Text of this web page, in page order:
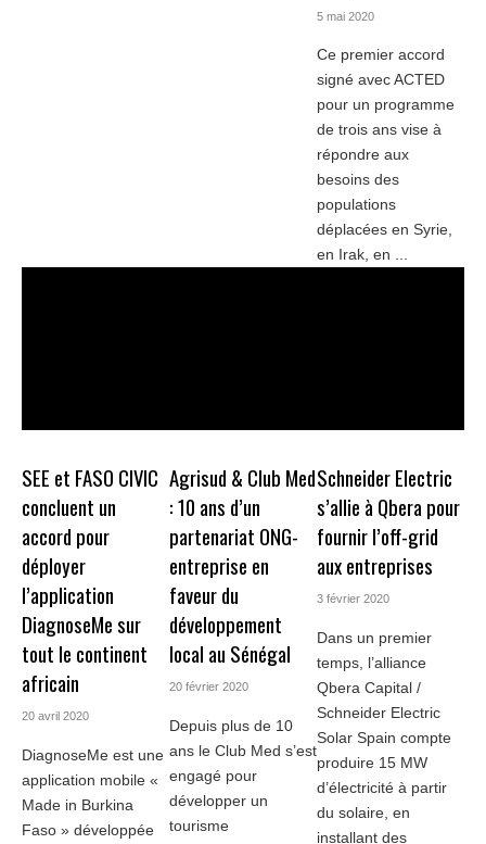
5 mai 2020
Ce premier accord
signé avec ACTED
pour un programme
de trois ans vise à
répondre aux
besoins des
populations
déplacées en Syrie,
en Irak, en ...
SEE et FASO CIVIC
concluent un
accord pour
déployer
l’application
DiagnoseMe sur
tout le continent
africain
20 avril 2020
DiagnoseMe est une
application mobile «
Made in Burkina
Faso » développée
Agrisud & Club Med
: 10 ans d’un
partenariat ONG-
entreprise en
faveur du
développement
local au Sénégal
20 février 2020
Depuis plus de 10
ans le Club Med s’est
engagé pour
développer un
tourisme
Schneider Electric
s’allie à Qbera pour
fournir l’off-grid
aux entreprises
3 février 2020
Dans un premier
temps, l’alliance
Qbera Capital /
Schneider Electric
Solar Spain compte
produire 15 MW
d’électricité à partir
du solaire, en
installant des